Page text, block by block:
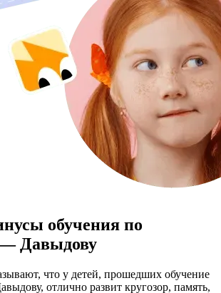
обучения по
Давыдову
что у детей, прошедших обучение
отлично развит кругозор, память,